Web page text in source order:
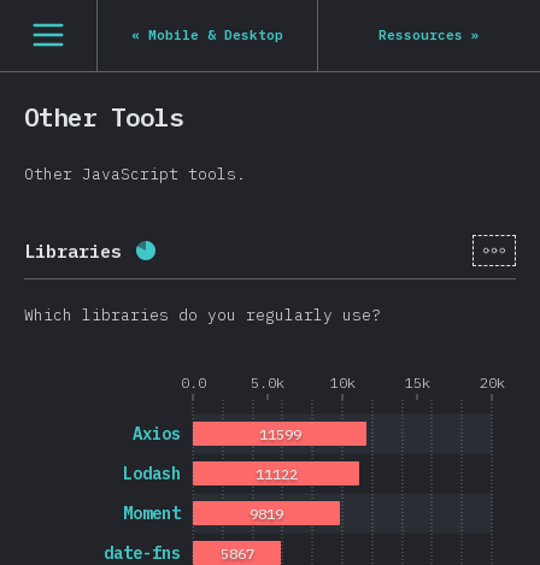
[fr-FR] general.open_nav
« Mobile & Desktop Ressources »
Other Tools
Other JavaScript tools.
Libraries Progression: [fr-
Which libraries do you regularly use?
0.0 5.0k 10k 15k 20k
date-fns
Moment
Lodash
Axios
5867
9819
11122
11599